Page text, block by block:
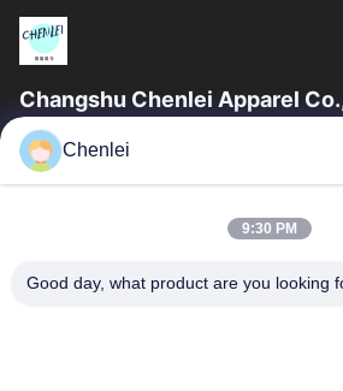
Changshu Chenlei Apparel
CHANGSHU CHENLEI APPAREL CO.,
en el grupo. Nuestra fábrica se
Inicio
Chenlei
9:30 PM
Good day, what product are you looking